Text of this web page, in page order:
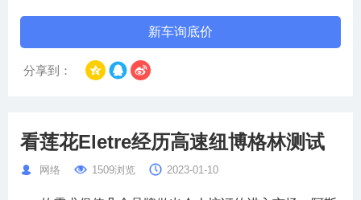
新车询底价
分享到：
看莲花Eletre经历高速纽博格林测试
网络 1509浏览 2023-01-10